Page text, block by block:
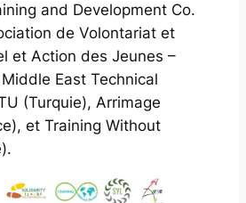
and Development Co.
de Volontariat et
et Action des Jeunes –
East Technical
(Turquie), Arrimage
et Training Without